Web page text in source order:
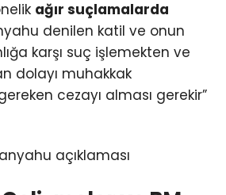
ağır suçlamalarda
denilen katil ve onun
karşı suç işlemekten ve
dolayı muhakkak
cezayı alması gerekir”